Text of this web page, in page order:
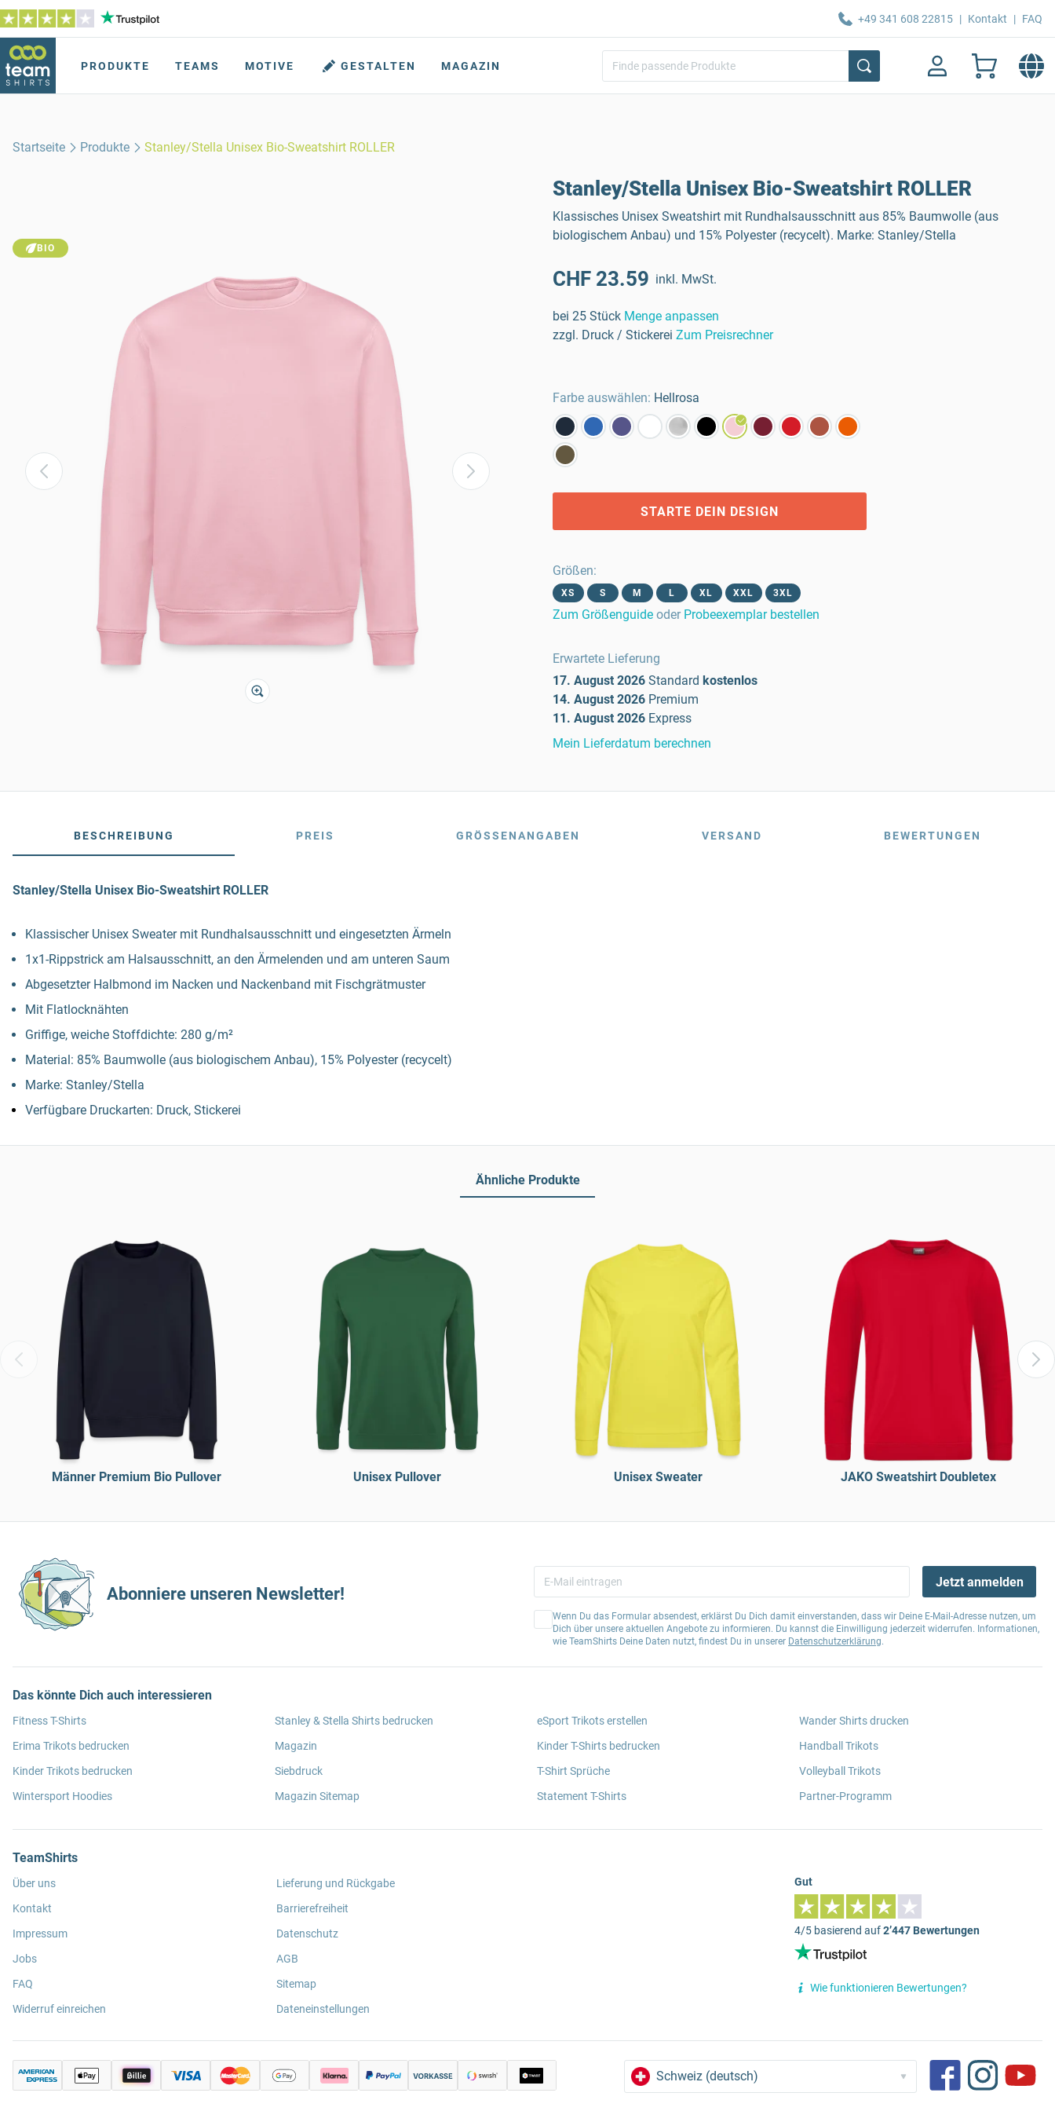
+49 341 608 22815 | Kontakt | FAQ
PRODUKTE TEAMS MOTIVE GESTALTEN MAGAZIN
Startseite Produkte Stanley/Stella Unisex Bio-Sweatshirt ROLLER
BIO
Stanley/Stella Unisex Bio-Sweatshirt ROLLER
Klassisches Unisex Sweatshirt mit Rundhalsausschnitt aus 85% Baumwolle (aus
biologischem Anbau) und 15% Polyester (recycelt). Marke: Stanley/Stella
CHF 23.59 inkl. MwSt.
bei 25 Stück Menge anpassen
zzgl. Druck / Stickerei Zum Preisrechner
Farbe auswählen: Hellrosa
STARTE DEIN DESIGN
Größen:
XS S M L XL XXL 3XL
Zum Größenguide oder Probeexemplar bestellen
Erwartete Lieferung
17. August 2026 Standard kostenlos
14. August 2026 Premium
11. August 2026 Express
Mein Lieferdatum berechnen
BESCHREIBUNG PREIS GRÖSSENANGABEN VERSAND BEWERTUNGEN
Stanley/Stella Unisex Bio-Sweatshirt ROLLER
Klassischer Unisex Sweater mit Rundhalsausschnitt und eingesetzten Ärmeln
1x1-Rippstrick am Halsausschnitt, an den Ärmelenden und am unteren Saum
Abgesetzter Halbmond im Nacken und Nackenband mit Fischgrätmuster
Mit Flatlocknähten
Griffige, weiche Stoffdichte: 280 g/m²
Material: 85% Baumwolle (aus biologischem Anbau), 15% Polyester (recycelt)
Marke: Stanley/Stella
Verfügbare Druckarten: Druck, Stickerei
Ähnliche Produkte
Männer Premium Bio Pullover Unisex Pullover Unisex Sweater JAKO Sweatshirt Doubletex
Abonniere unseren Newsletter!
Jetzt anmelden
Wenn Du das Formular absendest, erklärst Du Dich damit einverstanden, dass wir Deine E-Mail-Adresse nutzen, um
Dich über unsere aktuellen Angebote zu informieren. Du kannst die Einwilligung jederzeit widerrufen. Informationen,
wie TeamShirts Deine Daten nutzt, findest Du in unserer Datenschutzerklärung.
Das könnte Dich auch interessieren
Fitness T-Shirts
Erima Trikots bedrucken
Kinder Trikots bedrucken
Wintersport Hoodies
Stanley & Stella Shirts bedrucken
Magazin
Siebdruck
Magazin Sitemap
eSport Trikots erstellen
Kinder T-Shirts bedrucken
T-Shirt Sprüche
Statement T-Shirts
Wander Shirts drucken
Handball Trikots
Volleyball Trikots
Partner-Programm
TeamShirts
Über uns
Kontakt
Impressum
Jobs
FAQ
Widerruf einreichen
Lieferung und Rückgabe
Barrierefreiheit
Datenschutz
AGB
Sitemap
Dateneinstellungen
Gut
4/5 basierend auf2’447 Bewertungen
Wie funktionieren Bewertungen?
Schweiz (deutsch)